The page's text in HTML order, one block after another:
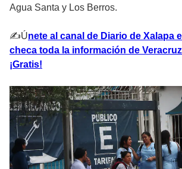
Agua Santa y Los Berros.
✍Únete al canal de Diario de Xalapa
checa toda la información de
¡Gratis!